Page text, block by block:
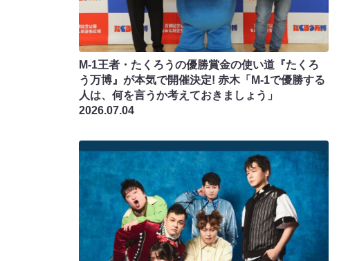
M-1王者・たくろうの優勝賞金の使い道『たくろ
う万博』が本気で開催決定! 赤木「M-1で優勝する
人は、何を言うか考えておきましょう」
2026.07.04